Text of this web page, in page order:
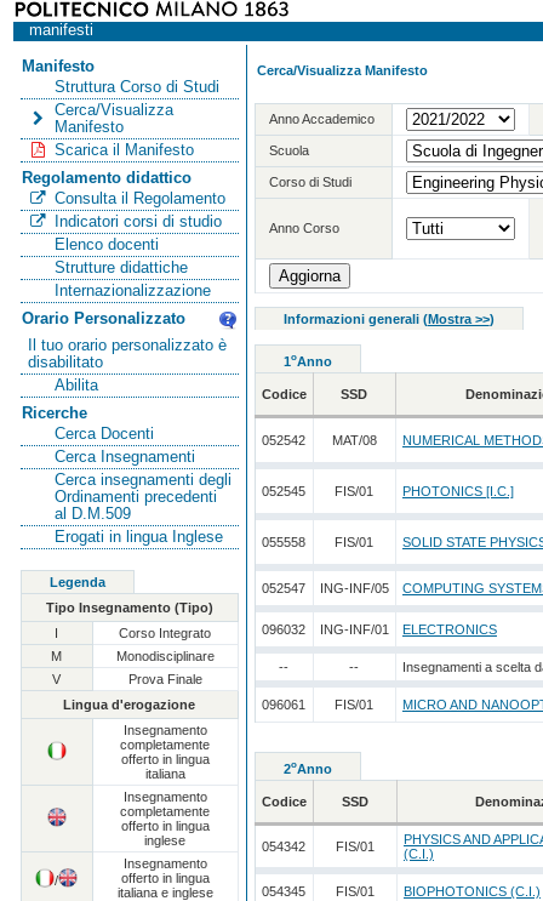
manifesti
Manifesto
Struttura Corso di Studi
Cerca/Visualizza
Manifesto
Scarica il Manifesto
Regolamento didattico
Consulta il Regolamento
Indicatori corsi di studio
Elenco docenti
Strutture didattiche
Internazionalizzazione
Orario Personalizzato
Il tuo orario personalizzato è
disabilitato
Abilita
Ricerche
Cerca Docenti
Cerca Insegnamenti
Cerca insegnamenti degli
Ordinamenti precedenti
al D.M.509
Erogati in lingua Inglese
Legenda
Tipo Insegnamento (Tipo)
I
Corso Integrato
M
Monodisciplinare
V
Prova Finale
Lingua d'erogazione
Insegnamento
completamente
offerto in lingua
italiana
Insegnamento
completamente
offerto in lingua
inglese
/
Insegnamento
offerto in lingua
italiana e inglese
Cerca/Visualizza Manifesto
Anno Accademico
Scuola
Corso di Studi
Anno Corso
Informazioni generali (Mostra >>)
1oAnno
Codice SSD
052542 MAT/08 NUMERICAL
052545 FIS/01 PHOTONICS [I.C.]
055558 FIS/01 SOLID STATE
052547 ING-INF/05 COMPUTING
096032 ING-INF/01 ELECTRONICS
-- -- Insegnamenti a scelta
096061 FIS/01 MICRO AND
2oAnno
Codice SSD
054342 FIS/01
PHYSICS AND
(C.I.)
054345 FIS/01 BIOPHOTONICS (C.I.)